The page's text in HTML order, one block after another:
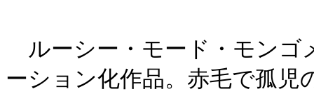
ルーシー・モード・モンゴ
ーション化作品。赤毛で孤